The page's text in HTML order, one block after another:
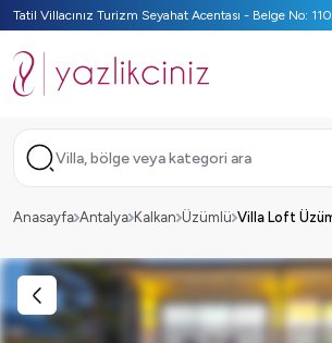
Tatil Villacınız Turizm Seyahat Acentası - Belge No:
Villa, bölge veya kategori ara
Anasayfa Antalya Kalkan Üzümlü Villa Loft